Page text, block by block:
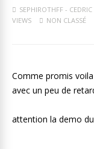
SEPHIROTHFF -
VIEWS
NON CLASSÉ
Comme promis
avec un peu de
attention la demo